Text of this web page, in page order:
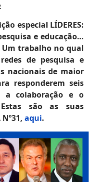
especial LÍDERES:
e educação…
Um trabalho no qual
de pesquisa e
nacionais de maior
responderem seis
a colaboração e o
são as suas
aqui.